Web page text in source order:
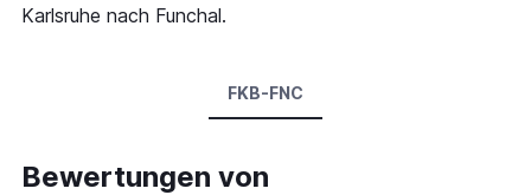
Karlsruhe nach Funchal.
FKB-FNC
Bewertungen von